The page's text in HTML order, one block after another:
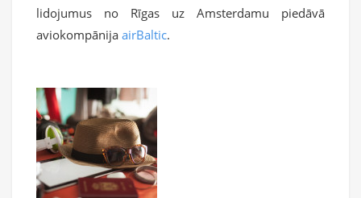
lidojumus no Rīgas uz Amsterdamu piedāvā
aviokompānija airBaltic.